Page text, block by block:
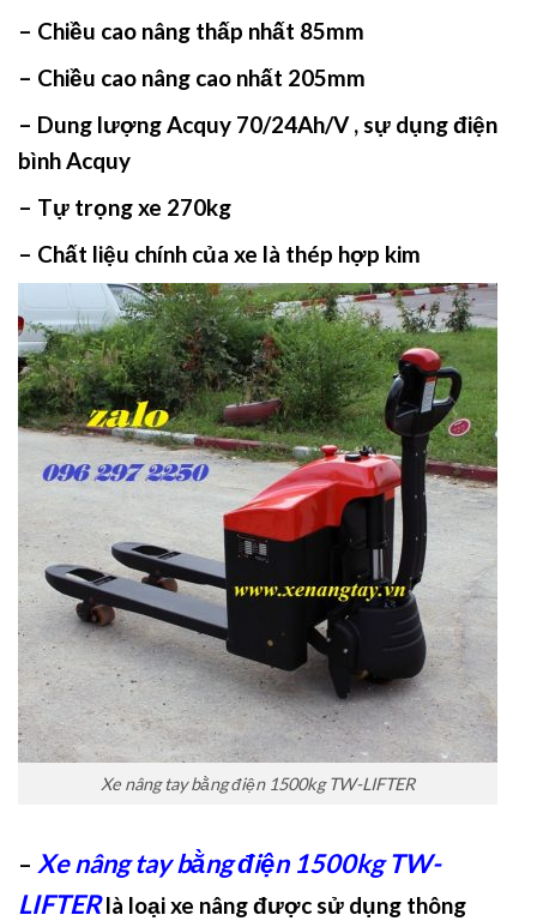
– Chiều cao nâng thấp nhất 85mm
– Chiều cao nâng cao nhất 205mm
– Dung lượng Acquy 70/24Ah/V , sự dụng điện
bình Acquy
– Tự trọng xe 270kg
– Chất liệu chính của xe là thép hợp kim
Xe nâng tay bằng điện 1500kg TW-LIFTER
– Xe nâng tay bằng điện 1500kg TW-
LIFTERlà loại xe nâng được sử dụng thông